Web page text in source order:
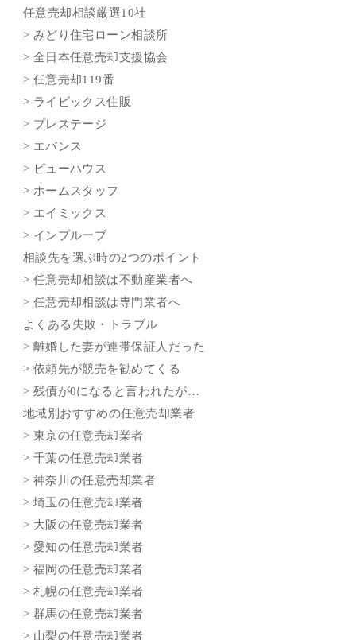
任意売却相談厳選10社
> みどり住宅ローン相談所
> 全日本任意売却支援協会
> 任意売却119番
> ライビックス住販
> プレステージ
> エバンス
> ビューハウス
> ホームスタッフ
> エイミックス
> インプルーブ
相談先を選ぶ時の2つのポイント
> 任意売却相談は不動産業者へ
> 任意売却相談は専門業者へ
よくある失敗・トラブル
> 離婚した妻が連帯保証人だった
> 依頼先が競売を勧めてくる
> 残債が0になると言われたが…
地域別おすすめの任意売却業者
> 東京の任意売却業者
> 千葉の任意売却業者
> 神奈川の任意売却業者
> 埼玉の任意売却業者
> 大阪の任意売却業者
> 愛知の任意売却業者
> 福岡の任意売却業者
> 札幌の任意売却業者
> 群馬の任意売却業者
> 山梨の任意売却業者